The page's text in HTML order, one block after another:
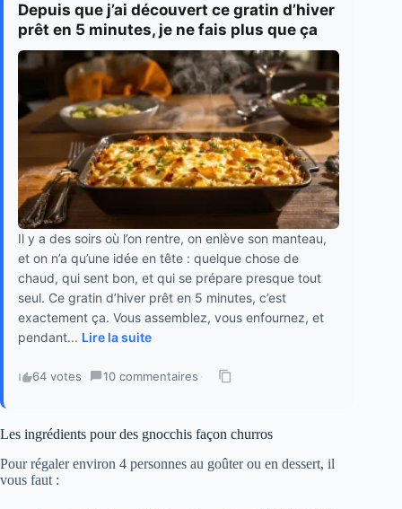
Depuis que j’ai découvert ce gratin d’hiver
prêt en 5 minutes, je ne fais plus que ça
Il y a des soirs où l’on rentre, on enlève son manteau,
et on n’a qu’une idée en tête : quelque chose de
chaud, qui sent bon, et qui se prépare presque tout
seul. Ce gratin d’hiver prêt en 5 minutes, c’est
exactement ça. Vous assemblez, vous enfournez, et
pendant... Lire la suite
64 votes · 10 commentaires ·
Les ingrédients pour des gnocchis façon churros
Pour régaler environ 4 personnes au goûter ou en dessert, il
vous faut :